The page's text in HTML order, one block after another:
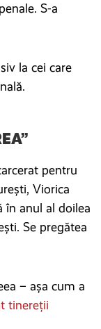
S-a
la cei care
pentru
Viorica
în anul al doilea
Se pregătea
– așa cum a
tinereții